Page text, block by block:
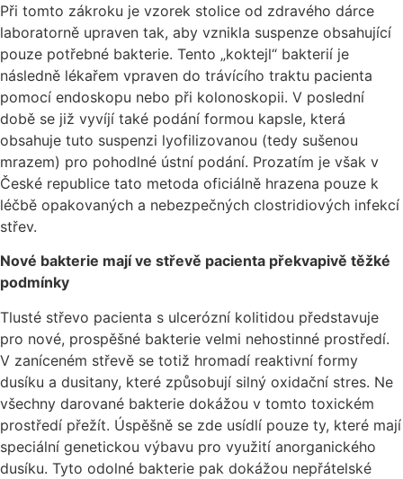
Při tomto zákroku je vzorek stolice od zdravého dárce
laboratorně upraven tak, aby vznikla suspenze obsahující
pouze potřebné bakterie. Tento „koktejl“ bakterií je
následně lékařem vpraven do trávícího traktu pacienta
pomocí endoskopu nebo při kolonoskopii. V poslední
době se již vyvíjí také podání formou kapsle, která
obsahuje tuto suspenzi lyofilizovanou (tedy sušenou
mrazem) pro pohodlné ústní podání. Prozatím je však v
České republice tato metoda oficiálně hrazena pouze k
léčbě opakovaných a nebezpečných clostridiových infekcí
střev.
Nové bakterie mají ve střevě pacienta překvapivě těžké
podmínky
Tlusté střevo pacienta s ulcerózní kolitidou představuje
pro nové, prospěšné bakterie velmi nehostinné prostředí.
V zaníceném střevě se totiž hromadí reaktivní formy
dusíku a dusitany, které způsobují silný oxidační stres. Ne
všechny darované bakterie dokážou v tomto toxickém
prostředí přežít. Úspěšně se zde usídlí pouze ty, které mají
speciální genetickou výbavu pro využití anorganického
dusíku. Tyto odolné bakterie pak dokážou nepřátelské